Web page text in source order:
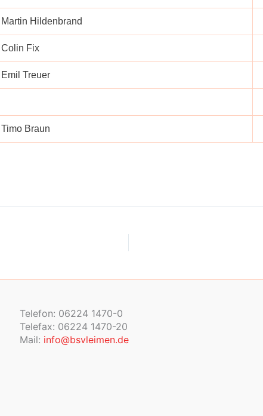
Martin Hildenbrand
Colin Fix
Emil Treuer
Timo Braun
Telefon: 06224 1470-0
Telefax: 06224 1470-20
Mail: info@bsvleimen.de